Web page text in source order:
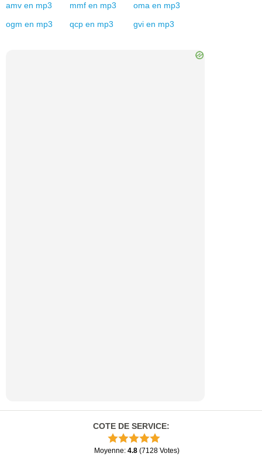
amv en mp3 mmf en mp3 oma en mp3
ogm en mp3 qcp en mp3 gvi en mp3
COTE DE SERVICE:
Moyenne: 4.8 (7128 Votes)